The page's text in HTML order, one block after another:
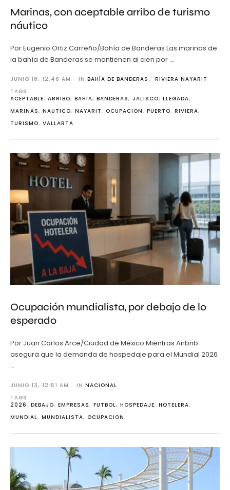
Marinas, con aceptable arribo de turismo
náutico
Por Eugenio Ortiz Carreño/Bahía de Banderas Las marinas de
la bahía de Banderas se mantienen al cien por …
JUNIO 18, 12:46 AM IN BAHÍA DE BANDERAS , RIVIERA NAYARIT
TAGS:
ACEPTABLE, ARRIBO, BAHIA, BANDERAS, JALISCO, LLEGADA,
MARINAS, NAUTICO, NAYARIT, OCUPACION, PUERTO, RIVIERA,
TURISMO, VALLARTA
Ocupación mundialista, por debajo de lo
esperado
Por Juan Carlos Arce/Ciudad de México Mientras Airbnb
asegura que la demanda de hospedaje para el Mundial 2026
…
JUNIO 13, 12:51 AM IN NACIONAL
TAGS:
2026, DEBAJO, EMPRESAS, FUTBOL, HOSPEDAJE, HOTELERA,
MUNDIAL, MUNDIALISTA, OCUPACION